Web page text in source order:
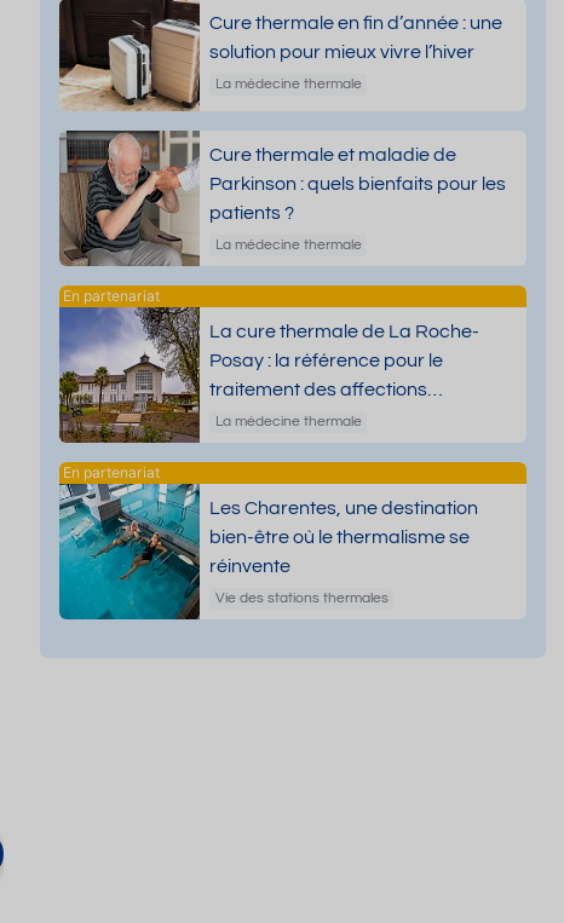
Cure thermale en fin d’année : une
solution pour mieux vivre l’hiver
La médecine thermale
Cure thermale et maladie de
Parkinson : quels bienfaits pour les
patients ?
La médecine thermale
La cure thermale de La Roche-
Posay : la référence pour le
traitement des affections
dermatologiques
La médecine thermale
Les Charentes, une destination
bien-être où le thermalisme se
réinvente
Vie des stations thermales